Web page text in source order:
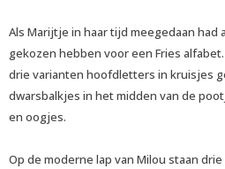
Als Marijtje in haar tijd meegedaan had
gekozen hebben voor een Fries
drie varianten hoofdletters in kruisjes
dwarsbalkjes in het midden van de
en oogjes.
Op de moderne lap van Milou staan